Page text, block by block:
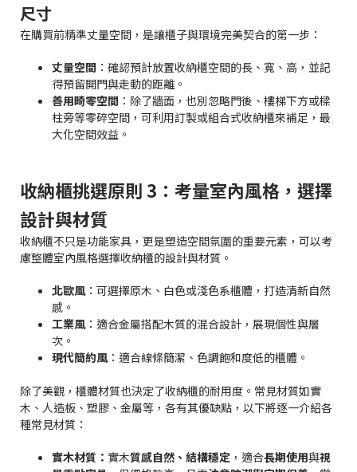
尺寸
在購買前精準丈量空間，是讓櫃子與環境完美契合的第一步：
丈量空間 ：確認預計放置收納櫃空間的長、寬、高，並記
得預留開門與走動的距離。
善用畸零空間 ：除了牆面，也別忽略門後、樓梯下方或樑
柱旁等零碎空間，可利用訂製或組合式收納櫃來補足，最
大化空間效益。
收納櫃挑選原則 3：考量室內風格，選擇
設計與材質
收納櫃不只是功能家具，更是塑造空間氛圍的重要元素，可以考
慮整體室內風格選擇收納櫃的設計與材質。
北歐風：可選擇原木、白色或淺色系櫃體，打造清新自然
感。
工業風：適合金屬搭配木質的混合設計，展現個性與層
次。
現代簡約風：適合線條簡潔、色調飽和度低的櫃體。
除了美觀，櫃體材質也決定了收納櫃的耐用度。常見材質如實
木、人造板、塑膠、金屬等，各有其優缺點，以下將逐一介紹各
種常見材質：
實木材質： 實木質感自然、結構穩定 ，適合長期使用與視